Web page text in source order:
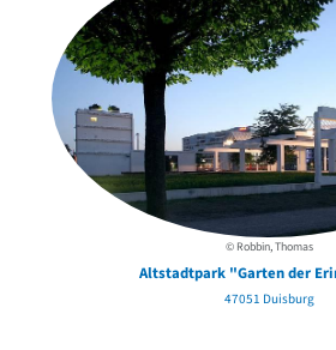
© Robbin, Thomas
Altstadtpark "Garten der
47051 Duisburg